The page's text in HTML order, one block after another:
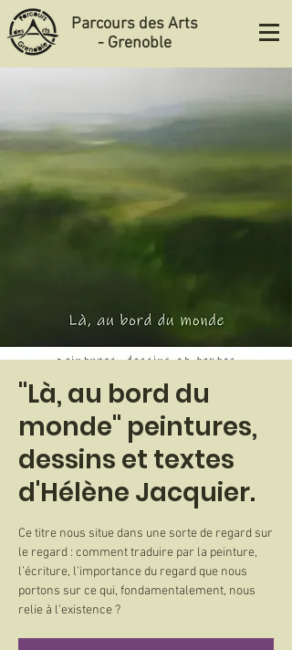
Parcours des Arts
- Grenoble
"Là, au bord du
monde" peintures,
dessins et textes
d'Hélène Jacquier.
Ce titre nous situe dans une sorte de regard sur
le regard : comment traduire par la peinture,
l’écriture, l’importance du regard que nous
portons sur ce qui, fondamentalement, nous
relie à l’existence ?